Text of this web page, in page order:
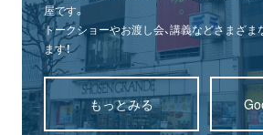
屋です。
トークショーやお渡し会、講義などさまざ
ます！
もっとみる